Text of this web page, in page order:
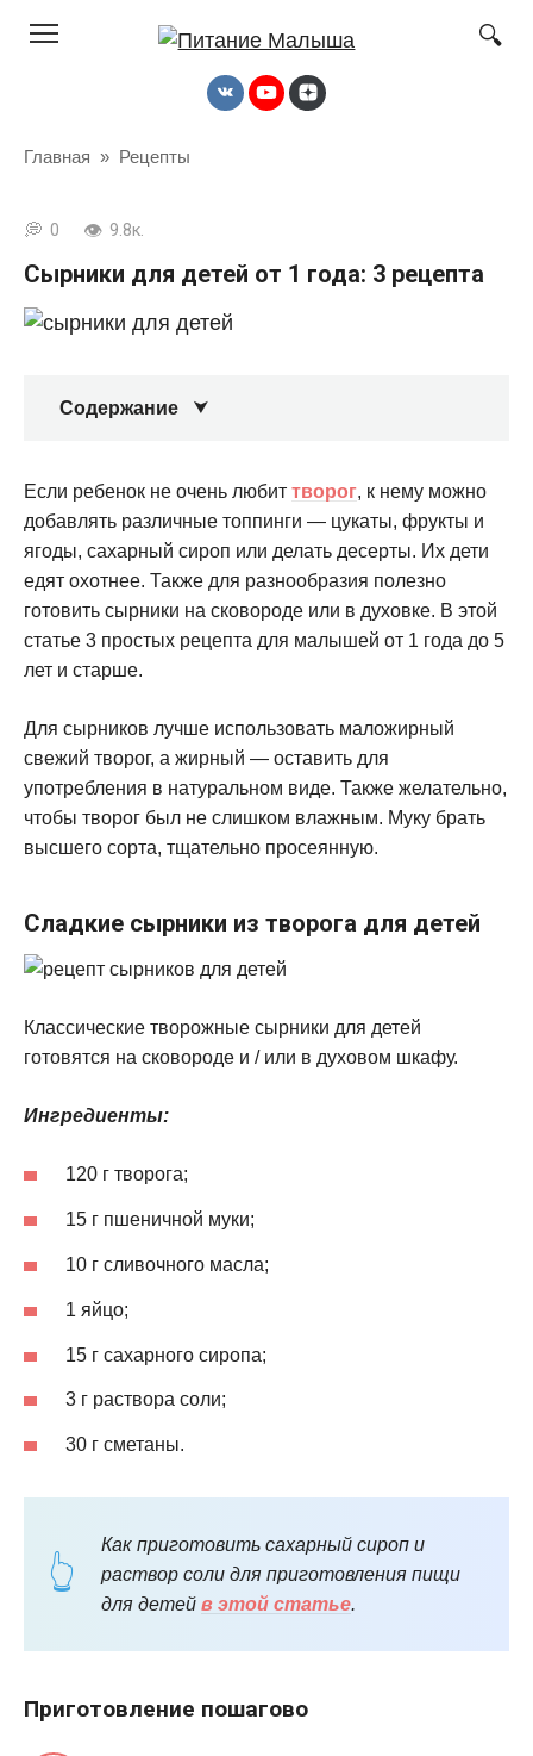
Главная » Рецепты
0 9.8к.
Сырники для детей от 1 года: 3 рецепта
Содержание
Если ребенок не очень любит творог, к нему можно
добавлять различные топпинги — цукаты, фрукты и
ягоды, сахарный сироп или делать десерты. Их дети
едят охотнее. Также для разнообразия полезно
готовить сырники на сковороде или в духовке. В этой
статье 3 простых рецепта для малышей от 1 года до 5
лет и старше.
Для сырников лучше использовать маложирный
свежий творог, а жирный — оставить для
употребления в натуральном виде. Также желательно,
чтобы творог был не слишком влажным. Муку брать
высшего сорта, тщательно просеянную.
Сладкие сырники из творога для детей
Классические творожные сырники для детей
готовятся на сковороде и / или в духовом шкафу.
Ингредиенты:
120 г творога;
15 г пшеничной муки;
10 г сливочного масла;
1 яйцо;
15 г сахарного сиропа;
3 г раствора соли;
30 г сметаны.
Как приготовить сахарный сироп и
раствор соли для приготовления пищи
для детей в этой статье.
Приготовление пошагово